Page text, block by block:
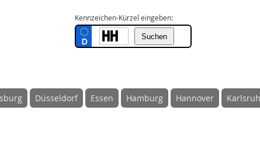
Kennzeichen-Kürzel eingeben:
Düsseldorf Essen Hamburg Hannover